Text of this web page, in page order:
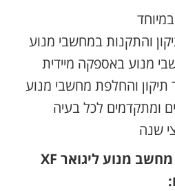
והתקנות במחשבי מנוע
מנוע באספקה מיידית
תיקון והחלפת מחשבי מנוע
ומתקדמים לכל בעיה
שנה
שירות תיקון והחלפת מחשב מנוע ליגואר XF